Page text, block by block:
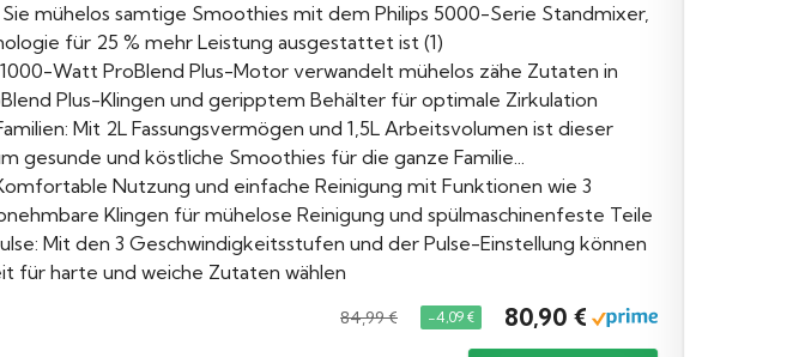
mühelos samtige Smoothies mit dem Philips 5000-Serie Standmixer,
für 25 % mehr Leistung ausgestattet ist (1)
Watt ProBlend Plus-Motor verwandelt mühelos zähe Zutaten in
Plus-Klingen und geripptem Behälter für optimale Zirkulation
Mit 2L Fassungsvermögen und 1,5L Arbeitsvolumen ist dieser
gesunde und köstliche Smoothies für die ganze Familie...
Nutzung und einfache Reinigung mit Funktionen wie 3
Klingen für mühelose Reinigung und spülmaschinenfeste Teile
Mit den 3 Geschwindigkeitsstufen und der Pulse-Einstellung können
für harte und weiche Zutaten wählen
84,99 € −4,09 € 80,90 €